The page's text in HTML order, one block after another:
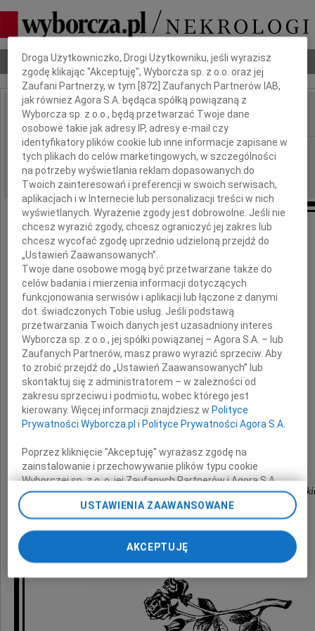
Nekrologi Odeszli Poradnik pogrzebowy
IMIĘ I NAZWISKO:
REGION: Gdańsk
DATA EMISJI: 06.06.2012
Naszej Koleżance
Agacie Staszkiewicz
składamy wyrazy głębokiego współczucia
z powodu śmierci
Mamy
przyjaciele, koleżanki i koledzy
z Urzędu Marszałkowskiego Województwa
Dbamy o Twoją prywatność
Droga Użytkowniczko, Drogi Użytkowniku, jeśli wyrazisz
zgodę klikając "Akceptuję", Wyborcza sp. z o.o. oraz jej
Zaufani Partnerzy, w tym [872 ] Zaufanych Partnerów IAB,
jak również Agora S.A. będąca spółką powiązaną z
Wyborcza sp. z o.o., będą przetwarzać Twoje dane
osobowe takie jak adresy IP, adresy e-mail czy
identyfikatory plików cookie lub inne informacje zapisane w
tych plikach do celów marketingowych, w szczególności
na potrzeby wyświetlania reklam dopasowanych do
Twoich zainteresowań i preferencji w swoich serwisach,
aplikacjach i w Internecie lub personalizacji treści w nich
wyświetlanych. Wyrażenie zgody jest dobrowolne. Jeśli nie
chcesz wyrazić zgody, chcesz ograniczyć jej zakres lub
chcesz wycofać zgodę uprzednio udzieloną przejdź do
„Ustawień Zaawansowanych”.
Twoje dane osobowe mogą być przetwarzane także do
celów badania i mierzenia informacji dotyczących
funkcjonowania serwisów i aplikacji lub łączone z danymi
dot. świadczonych Tobie usług. Jeśli podstawą
przetwarzania Twoich danych jest uzasadniony interes
Wyborcza sp. z o.o., jej spółki powiązanej – Agora S.A. – lub
Zaufanych Partnerów, masz prawo wyrazić sprzeciw. Aby
to zrobić przejdź do „Ustawień Zaawansowanych” lub
skontaktuj się z administratorem – w zależności od
zakresu sprzeciwu i podmiotu, wobec którego jest
kierowany. Więcej informacji znajdziesz w Polityce
Prywatności Wyborcza.pl i Polityce Prywatności Agora S.A.
Poprzez kliknięcie "Akceptuję" wyrażasz zgodę na
zainstalowanie i przechowywanie plików typu cookie
Wyborczej sp. z o. o. jej Zaufanych Partnerów i Agora S.A.
na Twoim urządzeniu końcowym. Możesz też w każdej
chwili zmienić swoje preferencje dot. plików cookie,
ponownie wywołując narzędzie do zarządzania Twoimi
preferencjami dot. przetwarzania danych poprzez
odnośnik „Ustawienia prywatności” w stopce serwisu i
przechodząc do sekcji „Ustawienia zaawansowane”.
Zmiana ustawień plików cookie możliwa jest także za
pomocą ustawień przeglądarki.
My, nasi Zaufani Partnerzy i Agora S.A. możemy
USTAWIENIA ZAAWANSOWANE
AKCEPTUJĘ